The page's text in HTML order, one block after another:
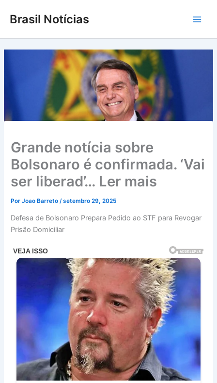
para
conteúdo
Brasil Notícias
Grande notícia sobre
Bolsonaro é confirmada. ‘Vai
ser liberad’… Ler mais
PorJoao Barreto/setembro 29, 2025
Defesa de Bolsonaro Prepara Pedido ao STF para Revogar
Prisão Domiciliar